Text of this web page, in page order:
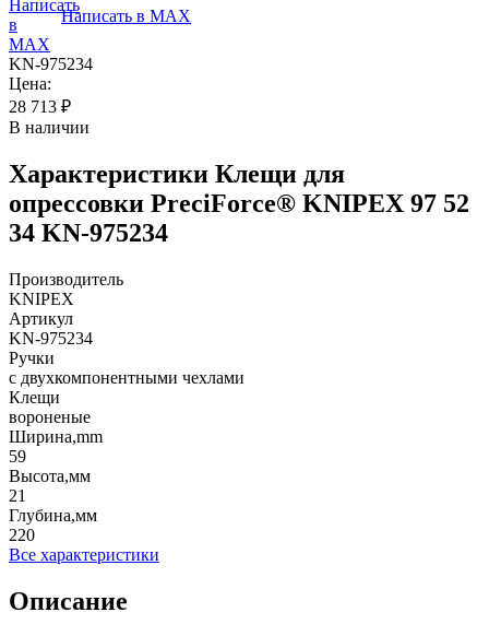
Написать в MAX
KN-975234
Цена:
28 713 ₽
В наличии
Характеристики Клещи для
опрессовки PreciForce® KNIPEX 97 52
34 KN-975234
Производитель
KNIPEX
Артикул
KN-975234
Ручки
с двухкомпонентными чехлами
Клещи
вороненые
Ширина,mm
59
Высота,мм
21
Глубина,мм
220
Все характеристики
Описание